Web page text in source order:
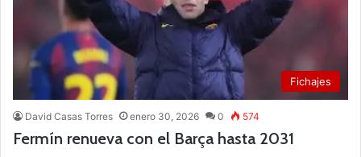
Fichajes
David Casas Torres enero 30, 2026 0 574
Fermín renueva con el Barça hasta 2031